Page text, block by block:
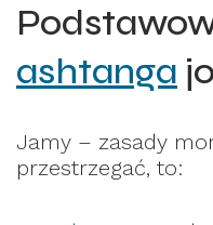
ashtanga
Jamy – zasady
przestrzegać, to: